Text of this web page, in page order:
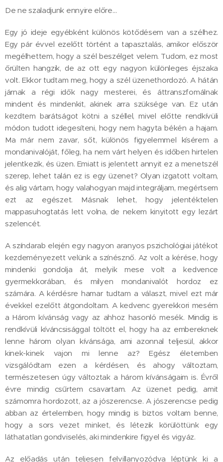
De ne szaladjunk ennyire előre…
Egy jó ideje egyébként különös kötődésem van a szélhez.
Egy pár évvel ezelőtt történt a tapasztalás, amikor először
megélhettem, hogy a szél beszélget velem. Tudom, ez most
őrülten hangzik, de az ott egy nagyon különleges éjszaka
volt. Ekkor tudtam meg, hogy a szél üzenethordozó. A hátán
járnak a régi idők nagy mesterei, és áttranszfomálnak
mindent és mindenkit, akinek arra szüksége van. Ez után
kezdtem barátságot kötni a széllel, mivel előtte rendkívüli
módon tudott idegesíteni, hogy nem hagyta békén a hajam.
Ma már nem zavar, sőt, különös figyelemmel kísérem a
mondanivalóját, főleg, ha nem várt helyen és időben hirtelen
jelentkezik, és üzen. Emiatt is jelentett annyit ez a menetszél
szerep, lehet talán ez is egy üzenet? Olyan izgatott voltam,
és alig vártam, hogy valahogyan majd integráljam, megértsem
ezt az egészet. Másnak lehet, hogy jelentéktelen
mappasuhogtatás lett volna, de nekem kinyitott egy lezárt
szelencét.
A színdarab elején egy nagyon aranyos pszichológiai játékot
kezdeményezett velünk a színésznő. Az volt a kérése, hogy
mindenki gondolja át, melyik mese volt a kedvence
gyermekkorában, és milyen mondanivalót hordoz ez
számára. A kérdésre hamar tudtam a választ, mivel ezt már
évekkel ezelőtt átgondoltam. A kedvenc gyerekkori mesém
a Három kívánság vagy az ahhoz hasonló mesék. Mindig is
rendkívüli kíváncsisággal töltött el, hogy ha az embereknek
lenne három olyan kívánsága, ami azonnal teljesül, akkor
kinek-kinek vajon mi lenne az? Egész életemben
vizsgálódtam ezen a kérdésen, és ahogy változtam,
természetesen úgy változtak a három kívánságaim is. Évről
évre mindig csűrtem csavartam. Az üzenet pedig, amit
számomra hordozott, az a jószerencse. A jószerencse pedig
abban az értelemben, hogy mindig is biztos voltam benne,
hogy a sors vezet minket, és létezik körülöttünk egy
láthatatlan gondviselés, aki mindenkire figyel és vigyáz.
Az előadás után teljesen felvillanyozódva léptünk ki a